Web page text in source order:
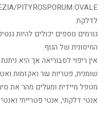
לדלקת.
גורמים נוספים יכולים להיות
החיסונית של הגוף.
אין ריפוי לסבוריאה אך היא
שומנית, פטריות עור ואקזמות
מטפל מיידית ומעלים מהר את
אנטי דלקתי, אנטי פטרייתי ואנטי